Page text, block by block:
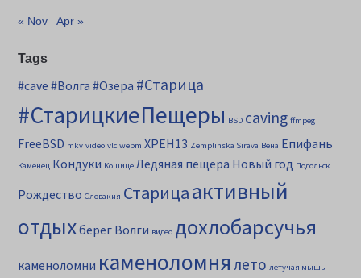
« Nov Apr »
Tags
#cave #Волга #Озера #Старица
#СтарицкиеПещеры BSD caving ffmpeg
FreeBSD mkv video vlc webm XPEH13 Zemplinska Sirava Вена Епифань
Каменец Кондуки Кошице Ледяная пещера Новый год Подольск
Рождество Словакия Старицаактивный
отдыхберег Волги видео дохлобарсучья
каменоломни каменоломня лето летучая мышь